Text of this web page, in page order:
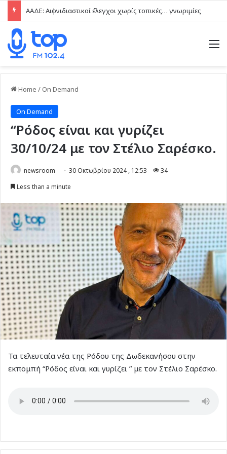
ΑΑΔΕ: Αιφνιδιαστικοί έλεγχοι χωρίς τοπικές… γνωριμίες
Home /On Demand
On Demand
“Ρόδος είναι και γυρίζει
30/10/24 με τον Στέλιο Σαρέσκο.
newsroom 30 Οκτωβρίου 2024 , 12:53
34
Less than a minute
Τα τελευταία νέα της Ρόδου της Δωδεκανήσου στην
εκπομπή “Ρόδος είναι και γυρίζει ” με τον Στέλιο Σαρέσκο.